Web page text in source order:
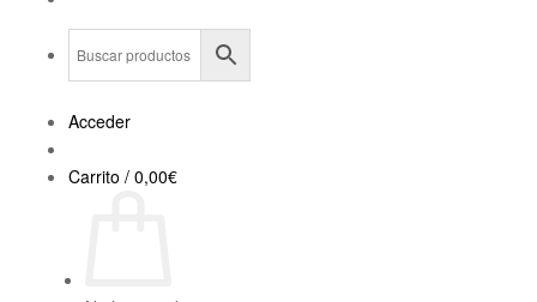
Acceder
Carrito / 0,00€